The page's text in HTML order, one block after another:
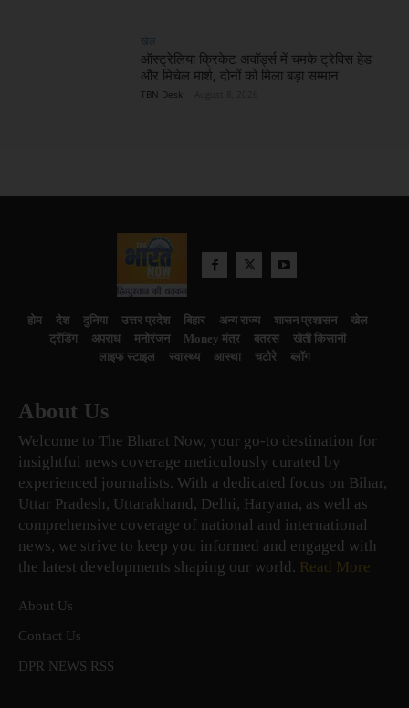
खेल
ऑस्ट्रेलिया क्रिकेट अवॉर्ड्स में चमके ट्रेविस हेड
और मिचेल मार्श, दोनों को मिला बड़ा सम्मान
TBN Desk
होम देश दुनिया उत्तर प्रदेश बिहार अन्य राज्य शासन प्रशासन
खेल
ट्रेंडिंग
अपराध मनोरंजन Money मंत्र बतरस
खेती किसानी
लाइफ स्टाइल
स्वास्थ्य आस्था चटोरे ब्लॉग
About Us
Welcome to The Bharat Now, your go-to destination for
insightful news coverage meticulously curated by
experienced journalists. With a dedicated focus on Bihar,
Uttar Pradesh, Uttarakhand, Delhi, Haryana, as well as
comprehensive coverage of national and international
news, we strive to keep you informed and engaged with
the latest developments shaping our world. Read More
About Us
Contact Us
DPR NEWS RSS